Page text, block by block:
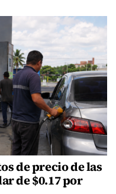
de precio de las
de $0.17 por